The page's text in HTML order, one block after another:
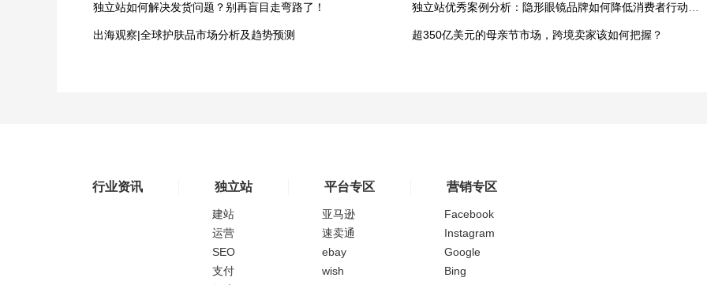
独立站如何解决发货问题？别再盲目走弯路了！
出海观察|全球护肤品市场分析及趋势预测 超350亿美元的母亲节市场，跨境卖家该如何把握？
行业资讯 独立站
建站
运营
SEO
支付
平台专区
亚马逊
速卖通
ebay
wish
营销专区
Facebook
Instagram
Google
Bing